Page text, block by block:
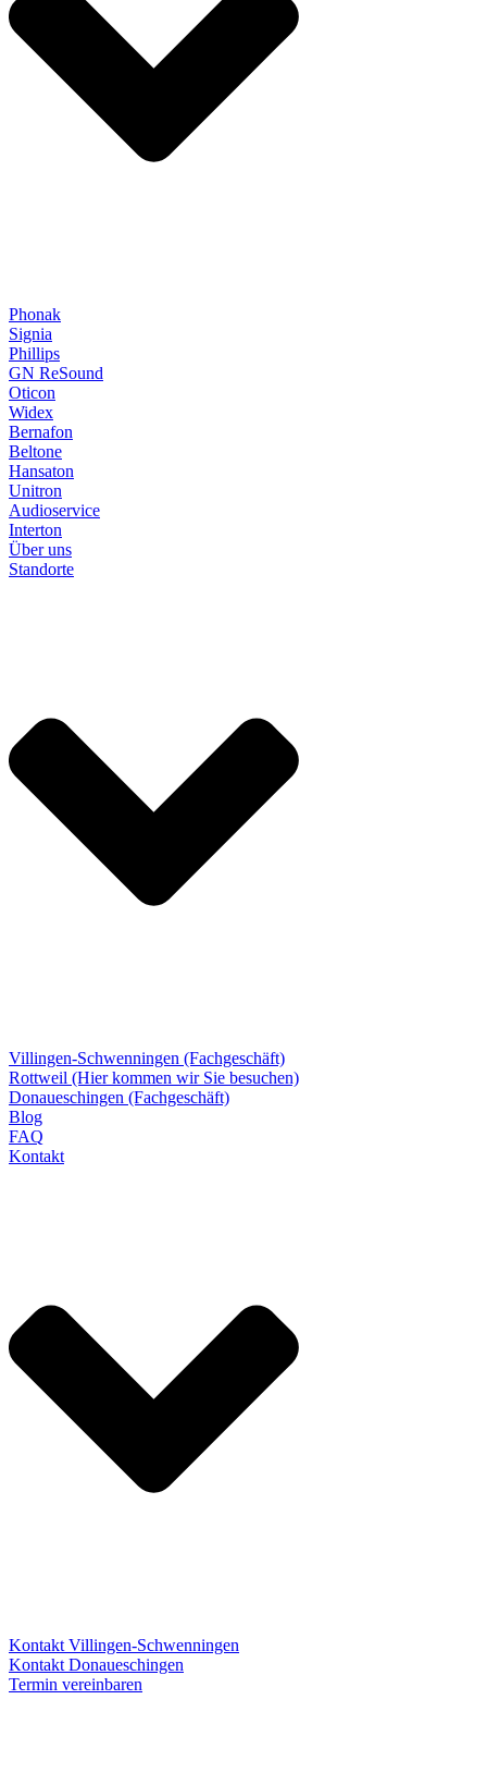
Phonak
Signia
Phillips
GN ReSound
Oticon
Widex
Bernafon
Beltone
Hansaton
Unitron
Audioservice
Interton
Über uns
Standorte
Villingen-Schwenningen (Fachgeschäft)
Rottweil (Hier kommen wir Sie besuchen)
Donaueschingen (Fachgeschäft)
Blog
FAQ
Kontakt
Kontakt Villingen-Schwenningen
Kontakt Donaueschingen
Termin vereinbaren